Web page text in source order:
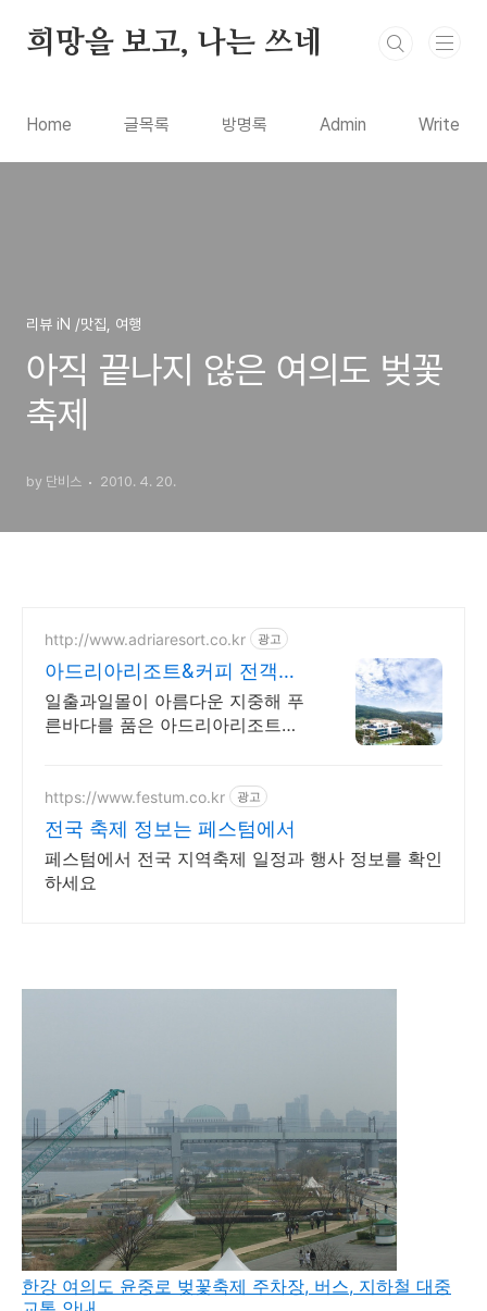
희망을 보고, 나는 쓰네
Home 글목록 방명록 Admin Write
리뷰 iN /맛집, 여행
아직 끝나지 않은 여의도 벚꽃
축제
by 단비스 2010. 4. 20.
http://www.adriaresort.co.kr 광고
아드리아리조트&커피 전객실
바다전망, 아로마스파
일출과일몰이 아름다운 지중해 푸
른바다를 품은 아드리아리조트에
https://www.festum.co.kr 광고
전국 축제 정보는 페스텀에서
페스텀에서 전국 지역축제 일정과 행사 정보를 확인
하세요
한강 여의도 윤중로 벚꽃축제 주차장, 버스, 지하철 대중